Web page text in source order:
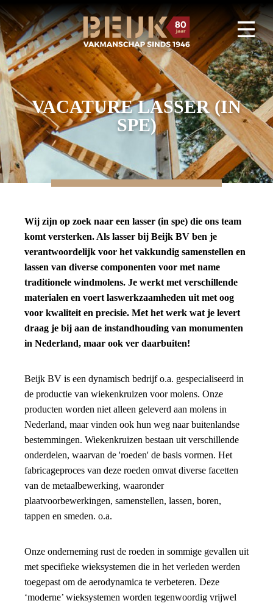
VACATURE LASSER (IN
SPE)
Wij zijn op zoek naar een lasser (in spe) die ons team
komt versterken. Als lasser bij Beijk BV ben je
verantwoordelijk voor het vakkundig samenstellen en
lassen van diverse componenten voor met name
traditionele windmolens. Je werkt met verschillende
materialen en voert laswerkzaamheden uit met oog
voor kwaliteit en precisie. Met het werk wat je levert
draag je bij aan de instandhouding van monumenten
in Nederland, maar ook ver daarbuiten!
Beijk BV is een dynamisch bedrijf o.a. gespecialiseerd in
de productie van wiekenkruizen voor molens. Onze
producten worden niet alleen geleverd aan molens in
Nederland, maar vinden ook hun weg naar buitenlandse
bestemmingen. Wiekenkruizen bestaan uit verschillende
onderdelen, waarvan de 'roeden' de basis vormen. Het
fabricageproces van deze roeden omvat diverse facetten
van de metaalbewerking, waaronder
plaatvoorbewerkingen, samenstellen, lassen, boren,
tappen en smeden. o.a.
Onze onderneming rust de roeden in sommige gevallen uit
met specifieke wieksystemen die in het verleden werden
toegepast om de aerodynamica te verbeteren. Deze
‘moderne’ wieksystemen worden tegenwoordig vrijwel